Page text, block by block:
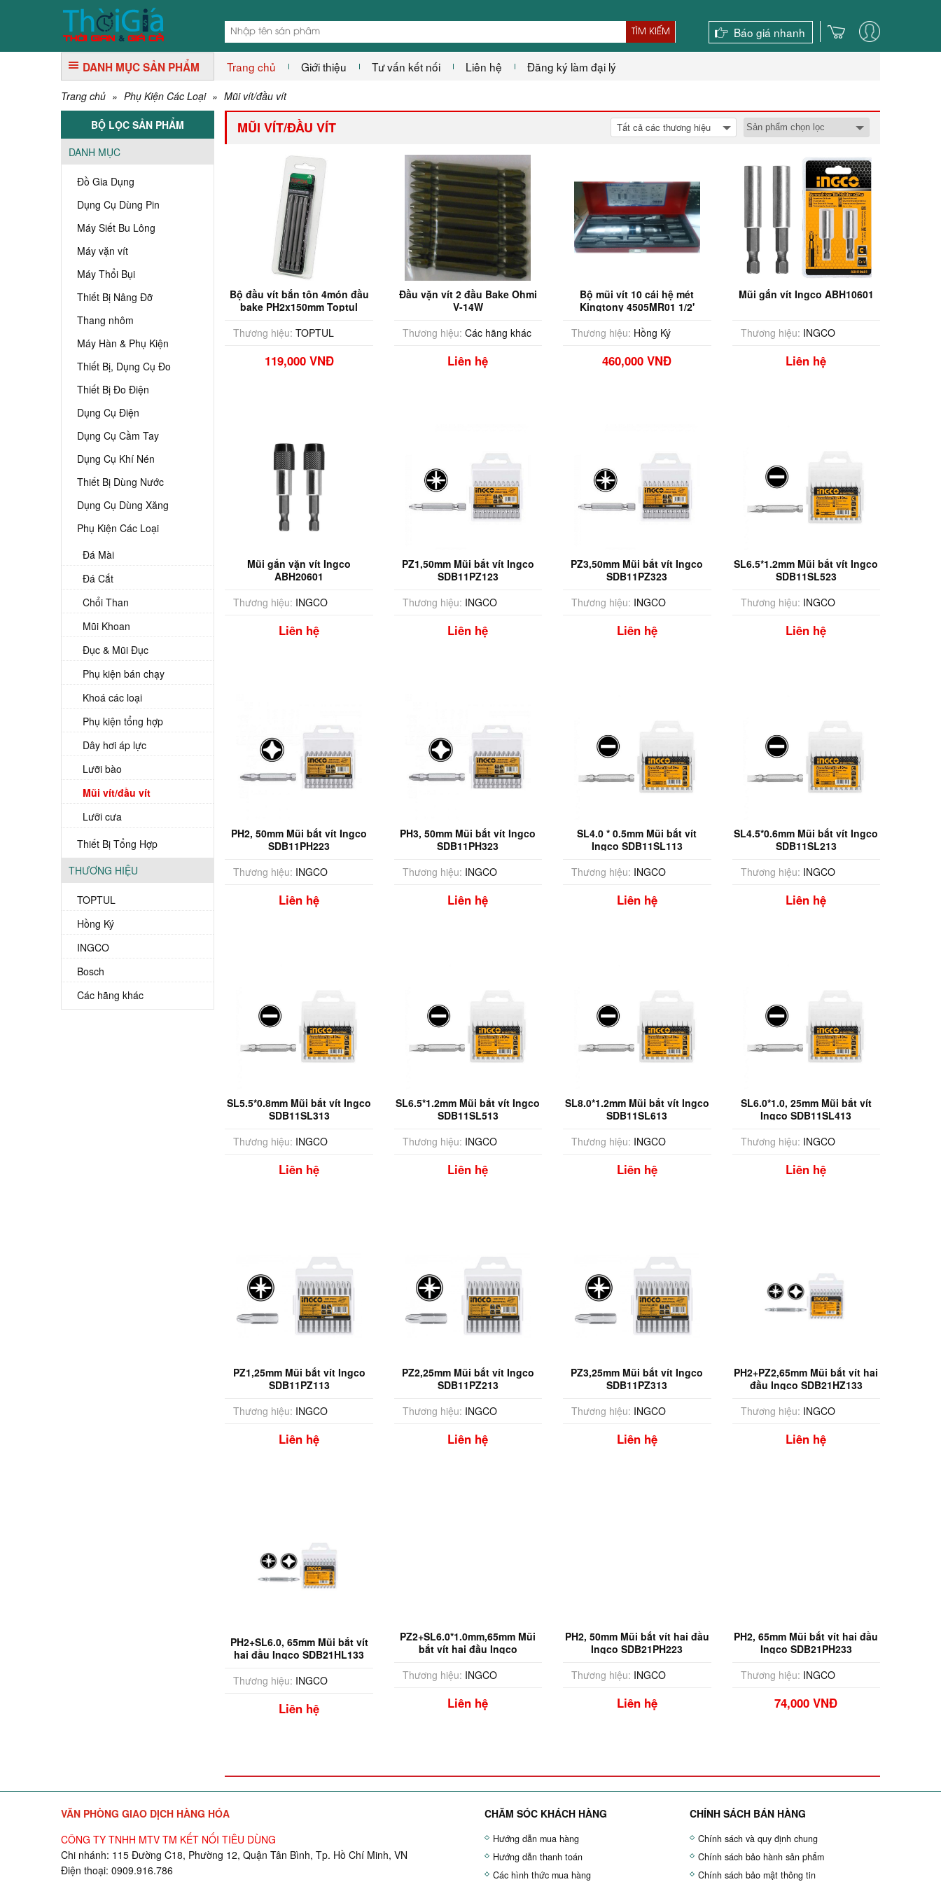
TÌM KIẾM Báo giá nhanh
DANH MỤC SẢN PHẨM Trang chủ Giới thiệu Tư vấn kết nối Liên hệ Đăng ký làm đại lý
Trang chủ » Phụ Kiện Các Loại » Mũi vít/đầu vít
MŨI VÍT/ĐẦU VÍT Tất cả các thương hiệu
Bộ đầu vít bắn tôn 4món đầu
bake PH2x150mm Toptul
Thương hiệu: TOPTUL
119,000 VNĐ
Đầu vặn vít 2 đầu Bake Ohmi
V-14W
Thương hiệu: Các hãng khác
Liên hệ
Bộ mũi vít 10 cái hệ mét
Kingtony 4505MR01 1/2'
Thương hiệu: Hồng Ký
460,000 VNĐ
Mũi gắn vít Ingco ABH10601
Thương hiệu: INGCO
Liên hệ
Mũi gắn vặn vít Ingco
ABH20601
Thương hiệu: INGCO
Liên hệ
PZ1,50mm Mũi bắt vít Ingco
SDB11PZ123
Thương hiệu: INGCO
Liên hệ
PZ3,50mm Mũi bắt vít Ingco
SDB11PZ323
Thương hiệu: INGCO
Liên hệ
SL6.5*1.2mm Mũi bắt vít Ingco
SDB11SL523
Thương hiệu: INGCO
Liên hệ
PH2, 50mm Mũi bắt vít Ingco
SDB11PH223
Thương hiệu: INGCO
Liên hệ
PH3, 50mm Mũi bắt vít Ingco
SDB11PH323
Thương hiệu: INGCO
Liên hệ
SL4.0 * 0.5mm Mũi bắt vít
Ingco SDB11SL113
Thương hiệu: INGCO
Liên hệ
SL4.5*0.6mm Mũi bắt vít Ingco
SDB11SL213
Thương hiệu: INGCO
Liên hệ
SL5.5*0.8mm Mũi bắt vít Ingco
SDB11SL313
Thương hiệu: INGCO
Liên hệ
SL6.5*1.2mm Mũi bắt vít Ingco
SDB11SL513
Thương hiệu: INGCO
Liên hệ
SL8.0*1.2mm Mũi bắt vít Ingco
SDB11SL613
Thương hiệu: INGCO
Liên hệ
SL6.0*1.0, 25mm Mũi bắt vít
Ingco SDB11SL413
Thương hiệu: INGCO
Liên hệ
PZ1,25mm Mũi bắt vít Ingco
SDB11PZ113
Thương hiệu: INGCO
Liên hệ
PZ2,25mm Mũi bắt vít Ingco
SDB11PZ213
Thương hiệu: INGCO
Liên hệ
PZ3,25mm Mũi bắt vít Ingco
SDB11PZ313
Thương hiệu: INGCO
Liên hệ
PH2+PZ2,65mm Mũi bắt vít hai
đầu Ingco SDB21HZ133
Thương hiệu: INGCO
Liên hệ
PH2+SL6.0, 65mm Mũi bắt vít
hai đầu Ingco SDB21HL133
Thương hiệu: INGCO
Liên hệ
PZ2+SL6.0*1.0mm,65mm Mũi
bắt vít hai đầu Ingco
Thương hiệu: INGCO
Liên hệ
PH2, 50mm Mũi bắt vít hai đầu
Ingco SDB21PH223
Thương hiệu: INGCO
Liên hệ
PH2, 65mm Mũi bắt vít hai đầu
Ingco SDB21PH233
Thương hiệu: INGCO
74,000 VNĐ
BỘ LỌC SẢN PHẨM
DANH MỤC
Đồ Gia Dụng
Dụng Cụ Dùng Pin
Máy Siết Bu Lông
Máy vặn vít
Máy Thổi Bụi
Thiết Bị Nâng Đỡ
Thang nhôm
Máy Hàn & Phụ Kiện
Thiết Bị, Dụng Cụ Đo
Thiết Bị Đo Điện
Dụng Cụ Điện
Dụng Cụ Cầm Tay
Dụng Cụ Khí Nén
Thiết Bị Dùng Nước
Dụng Cụ Dùng Xăng
Phụ Kiện Các Loại
Đá Mài
Đá Cắt
Chổi Than
Mũi Khoan
Đục & Mũi Đục
Phụ kiện bán chạy
Khoá các loại
Phụ kiện tổng hợp
Dây hơi áp lực
Lưỡi bào
Mũi vít/đầu vít
Lưỡi cưa
Thiết Bị Tổng Hợp
THƯƠNG HIỆU
TOPTUL
Hồng Ký
INGCO
Bosch
Các hãng khác
VĂN PHÒNG GIAO DỊCH HÀNG HÓA
CÔNG TY TNHH MTV TM KẾT NỐI TIÊU DÙNG
Chi nhánh: 115 Đường C18, Phường 12, Quận Tân Bình, Tp. Hồ Chí Minh, VN
Điện thoại: 0909.916.786
CHĂM SÓC KHÁCH HÀNG
Hướng dẫn mua hàng
Hướng dẫn thanh toán
Các hình thức mua hàng
CHÍNH SÁCH BÁN HÀNG
Chính sách và quy định chung
Chính sách bảo hành sản phẩm
Chính sách bảo mật thông tin